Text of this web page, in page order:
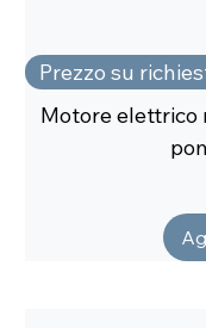
Prezzo su
Motore elettrico